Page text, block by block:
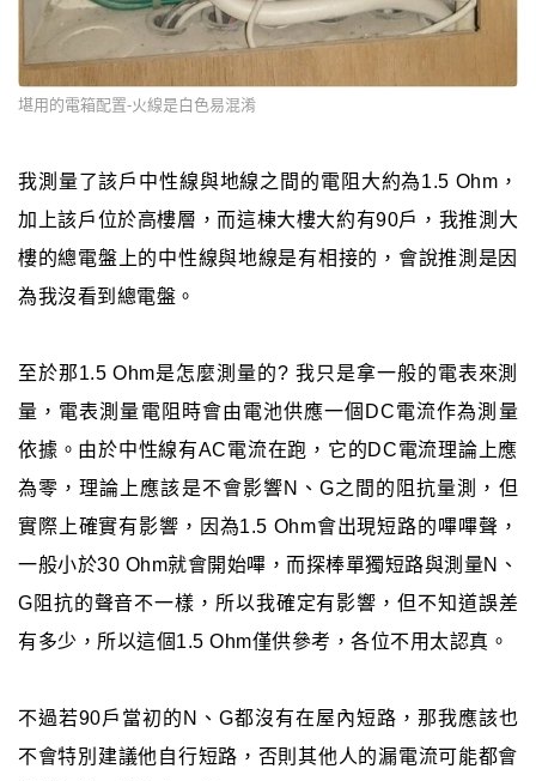
堪用的電箱配置-火線是白色易混淆
我測量了該戶中性線與地線之間的電阻大約為1.5 Ohm，
加上該戶位於高樓層，而這棟大樓大約有90戶，我推測大
樓的總電盤上的中性線與地線是有相接的，會說推測是因
為我沒看到總電盤。
至於那1.5 Ohm是怎麼測量的? 我只是拿一般的電表來測
量，電表測量電阻時會由電池供應一個DC電流作為測量
依據。由於中性線有AC電流在跑，它的DC電流理論上應
為零，理論上應該是不會影響N、G之間的阻抗量測，但
實際上確實有影響，因為1.5 Ohm會出現短路的嗶嗶聲，
一般小於30 Ohm就會開始嗶，而探棒單獨短路與測量N、
G阻抗的聲音不一樣，所以我確定有影響，但不知道誤差
有多少，所以這個1.5 Ohm僅供參考，各位不用太認真。
不過若90戶當初的N、G都沒有在屋內短路，那我應該也
不會特別建議他自行短路，否則其他人的漏電流可能都會